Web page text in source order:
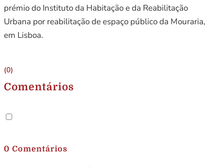
prémio do Instituto da Habitação e da Reabilitação
Urbana por reabilitação de espaço público da Mouraria,
em Lisboa.
(0)
Comentários
0 Comentários